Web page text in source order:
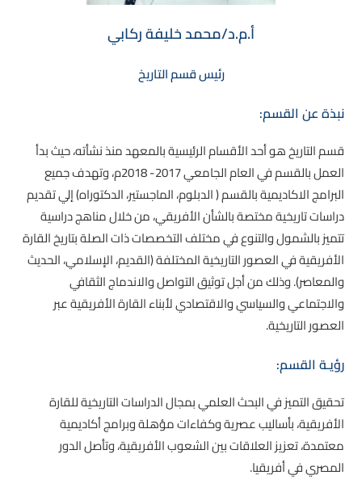
أ.م.د/محمد خليفة ركابي
رئيس قسم التاريخ
نبذة عن القسم:
قسم التاريخ هو أحد الأقسام الرئيسية بالمعهد منذ نشأته، حيث بدأ
العمل بالقسم في العام الجامعي 2017- 2018م، وتهدف جميع
البرامج الاكاديمية بالقسم ( الدبلوم، الماجستير، الدكتوراه) إلي تقديم
دراسات تاريخية مختصة بالشأن الأفريقي، من خلال مناهج دراسية
تتميز بالشمول والتنوع في مختلف التخصصات ذات الصلة بتاريخ القارة
الأفريقية في العصور التاريخية المختلفة (القديم، الإسلامي، الحديث
والمعاصر). وذلك من أجل توثيق التواصل والاندماج الثقافي
والاجتماعي والسياسي والاقتصادي لأبناء القارة الأفريقية عبر
العصور التاريخية.
رؤيـة القسم:
تحقيق التميز في البحث العلمي بمجال الدراسات التاريخية للقارة
الأفريقية، بأساليب عصرية وكفاءات مؤهلة وبرامج أكاديمية
معتمدة، تعزيز العلاقات بين الشعوب الأفريقية، وتأصل الدور
المصري في أفريقيا.